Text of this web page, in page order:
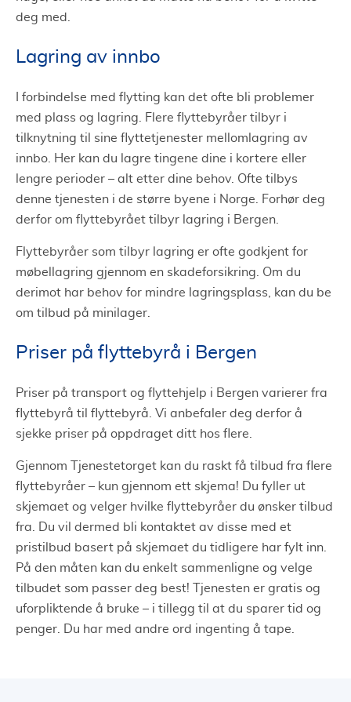
deg med.
Lagring av innbo
I forbindelse med flytting kan det ofte bli problemer
med plass og lagring. Flere flyttebyråer tilbyr i
tilknytning til sine flyttetjenester mellomlagring av
innbo. Her kan du lagre tingene dine i kortere eller
lengre perioder – alt etter dine behov. Ofte tilbys
denne tjenesten i de større byene i Norge. Forhør deg
derfor om flyttebyrået tilbyr lagring i Bergen.
Flyttebyråer som tilbyr lagring er ofte godkjent for
møbellagring gjennom en skadeforsikring. Om du
derimot har behov for mindre lagringsplass, kan du be
om tilbud på minilager.
Priser på flyttebyrå i Bergen
Priser på transport og flyttehjelp i Bergen varierer fra
flyttebyrå til flyttebyrå. Vi anbefaler deg derfor å
sjekke priser på oppdraget ditt hos flere.
Gjennom Tjenestetorget kan du raskt få tilbud fra flere
flyttebyråer – kun gjennom ett skjema! Du fyller ut
skjemaet og velger hvilke flyttebyråer du ønsker tilbud
fra. Du vil dermed bli kontaktet av disse med et
pristilbud basert på skjemaet du tidligere har fylt inn.
På den måten kan du enkelt sammenligne og velge
tilbudet som passer deg best! Tjenesten er gratis og
uforpliktende å bruke – i tillegg til at du sparer tid og
penger. Du har med andre ord ingenting å tape.